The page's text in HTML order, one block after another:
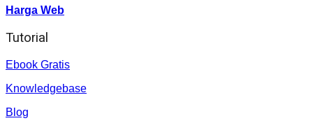
Harga Web
Tutorial
Ebook Gratis
Knowledgebase
Blog